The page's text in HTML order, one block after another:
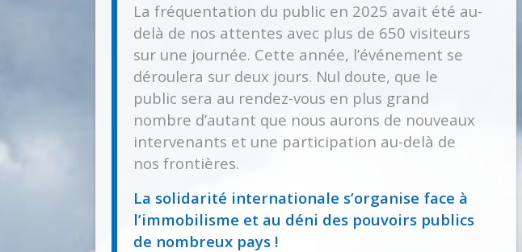
La fréquentation du public en 2025 avait été au-
delà de nos attentes avec plus de 650 visiteurs
sur une journée. Cette année, l’événement se
déroulera sur deux jours. Nul doute, que le
public sera au rendez-vous en plus grand
nombre d’autant que nous aurons de nouveaux
intervenants et une participation au-delà de
nos frontières.
La solidarité internationale s’organise face à
l’immobilisme et au déni des pouvoirs publics
de nombreux pays !